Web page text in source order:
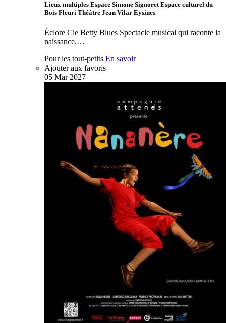
Lieux multiples Espace Simone Signoret Espace culturel du
Bois Fleuri Théâtre Jean Vilar Eysines
Éclore Cie Betty Blues Spectacle musical qui raconte la
naissance,…
Pour les tout-petits En savoir
Ajouter aux favoris
05 Mar 2027